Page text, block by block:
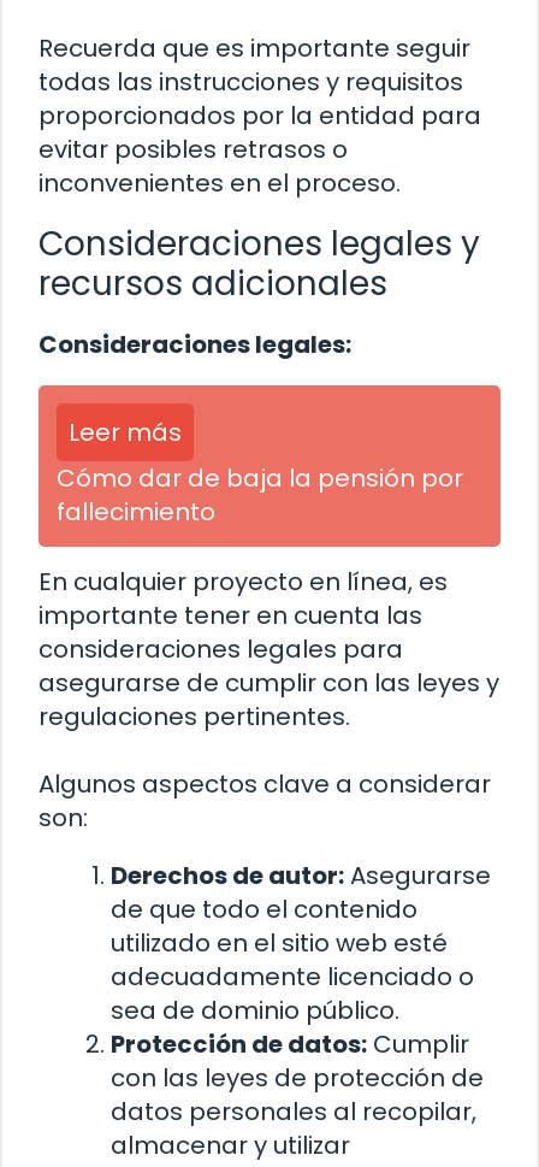
Recuerda que es importante seguir
todas las instrucciones y requisitos
proporcionados por la entidad para
evitar posibles retrasos o
inconvenientes en el proceso.
Consideraciones legales y
recursos adicionales
Consideraciones legales:
Leer más
Cómo dar de baja la pensión por
fallecimiento
En cualquier proyecto en línea, es
importante tener en cuenta las
consideraciones legales para
asegurarse de cumplir con las leyes y
regulaciones pertinentes.
Algunos aspectos clave a considerar
son:
Derechos de autor:Asegurarse
de que todo el contenido
utilizado en el sitio web esté
adecuadamente licenciado o
sea de dominio público.
Protección de datos: Cumplir
con las leyes de protección de
datos personales al recopilar,
almacenar y utilizar